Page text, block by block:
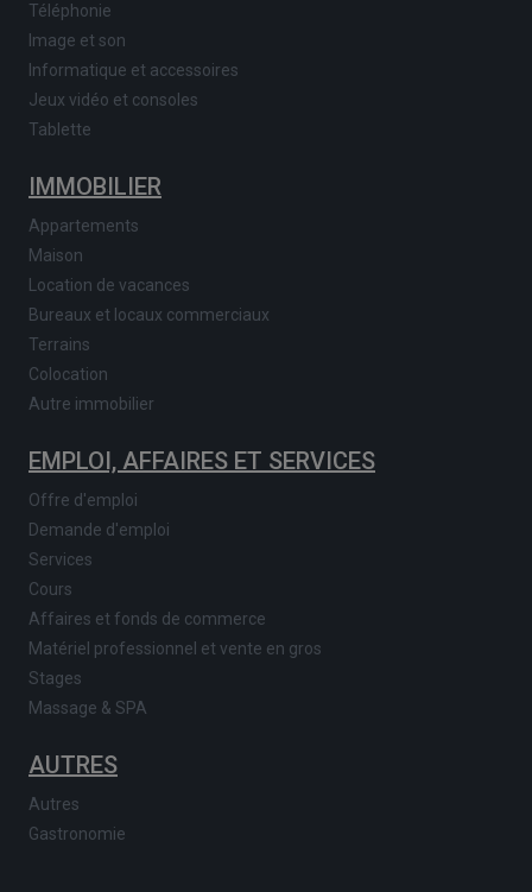
Téléphonie
Image et son
Informatique et accessoires
Jeux vidéo et consoles
Tablette
IMMOBILIER
Appartements
Maison
Location de vacances
Bureaux et locaux commerciaux
Terrains
Colocation
Autre immobilier
EMPLOI, AFFAIRES ET SERVICES
Offre d'emploi
Demande d'emploi
Services
Cours
Affaires et fonds de commerce
Matériel professionnel et vente en gros
Stages
Massage & SPA
AUTRES
Autres
Gastronomie